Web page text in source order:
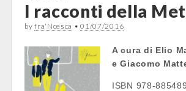
I racconti della
byfra'Ncesca •01/07/2016
A cura di Elio
eGiacomo
ISBN 978-